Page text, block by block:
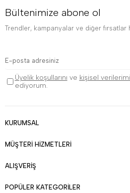
Bültenimize abone ol
Trendler, kampanyalar ve diğer fırsatlar
Üyelik koşullarını ve kişisel
ediyorum.
KURUMSAL
MÜŞTERİ HİZMETLERİ
ALIŞVERİŞ
POPÜLER KATEGORİLER